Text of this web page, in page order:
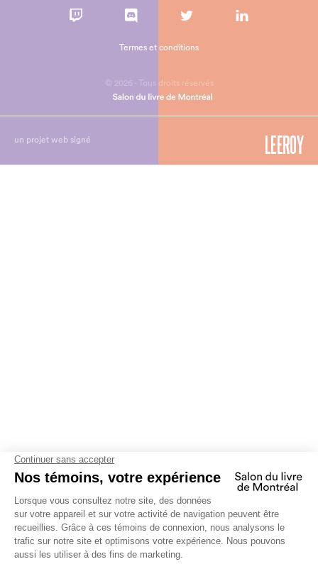
© 2026 - Tous droits réservés
Termes et conditions
un projet web signé